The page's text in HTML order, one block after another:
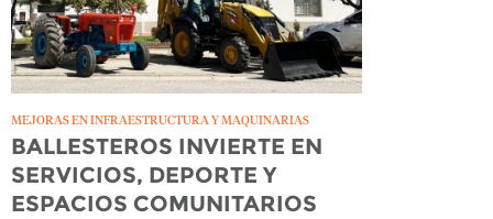
MEJORAS EN INFRAESTRUCTURA Y MAQUINARIAS
BALLESTEROS INVIERTE EN
SERVICIOS, DEPORTE Y
ESPACIOS COMUNITARIOS